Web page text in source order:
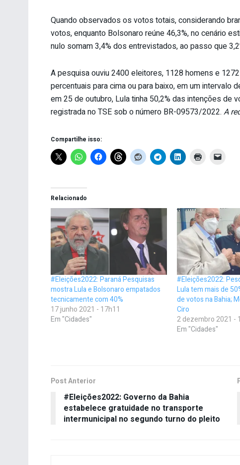
Quando observados os votos totais, considerando
votos, enquanto Bolsonaro reúne 46,3%, no cenário
nulo somam 3,4% dos entrevistados, ao passo que
A pesquisa ouviu 2400 eleitores, 1128 homens e
percentuais para cima ou para baixo, em um intervalo
em 25 de outubro, Lula tinha 50,2% das intenções de
registrada no TSE sob o número BR-09573/2022. A
Compartilhe isso:
Relacionado
#Eleições2022: Paraná Pesquisas
mostra Lula e Bolsonaro empatados
tecnicamente com 40%
17 junho 2021 - 17h11
Em "Cidades"
#Eleições2022:
Lula tem mais de
de votos na Bahia;
Ciro
2 dezembro 2021 -
Em "Cidades"
Post Anterior
#Eleições2022: Governo da Bahia
estabelece gratuidade no transporte
intermunicipal no segundo turno do pleito